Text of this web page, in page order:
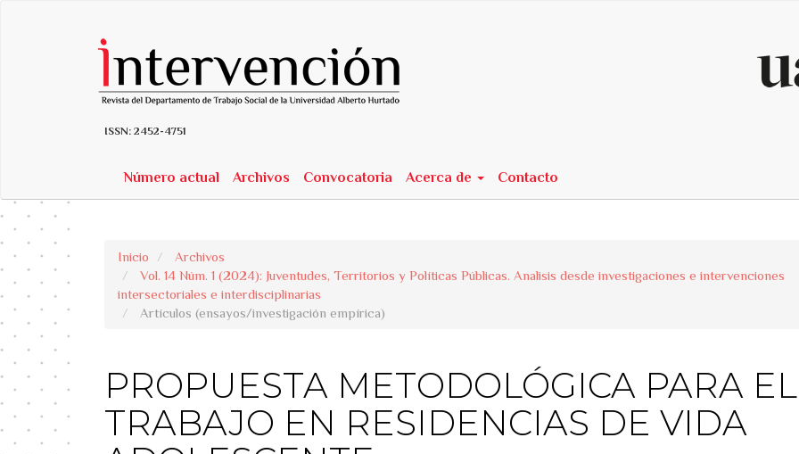
##plugins.themes.bootstrap3.accessible_menu.main_content##
##plugins.themes.bootstrap3.accessible_menu.sidebar##
ISSN: 2452-4751
Número actual Archivos Convocatoria Acerca de Contacto
Inicio
Archivos
Vol. 14 Núm. 1 (2024): Juventudes, Territorios y Políticas Públicas. Analisis desde investigaciones e intervenciones
intersectoriales e interdisciplinarias
Artículos (ensayos/investigación empírica)
PROPUESTA METODOLÓGICA PARA EL
TRABAJO EN RESIDENCIAS DE VIDA